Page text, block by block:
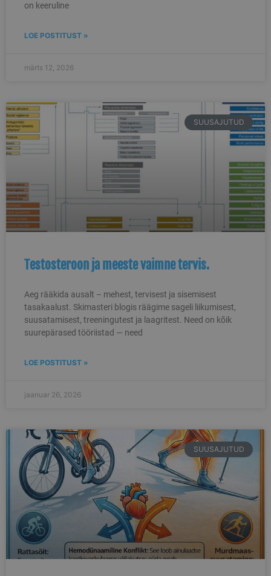
on keeruline
LOE POSTITUST »
märts 12, 2026
SUUSAJUTUD
Testosteroon ja meeste vaimne tervis.
Aeg rääkida ausalt – mehest, tervisest ja sisemisest
tasakaalust. Skimasteri blogis räägime sageli liikumisest,
suusatamisest, treeningutest ja laagritest. Need on kõik
suurepärased tööriistad — need
LOE POSTITUST »
jaanuar 26, 2026
SUUSAJUTUD